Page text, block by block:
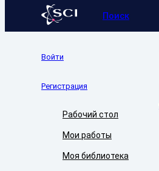
Поиск
Войти
Регистрация
Рабочий стол
Мои работы
Моя библиотека